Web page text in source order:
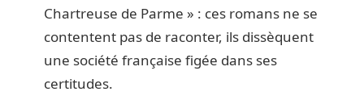
Chartreuse de Parme » : ces romans ne se
contentent pas de raconter, ils dissèquent
une société française figée dans ses
certitudes.